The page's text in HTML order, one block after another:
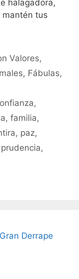
halagadora,
tus
Valores,
, Fábulas,
,
, familia,
, paz,
prudencia,
Derrape